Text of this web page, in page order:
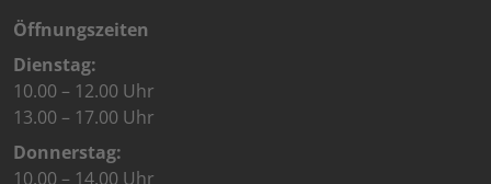
Öffnungszeiten
Dienstag:
10.00 – 12.00 Uhr
13.00 – 17.00 Uhr
Donnerstag:
10.00 – 14.00 Uhr